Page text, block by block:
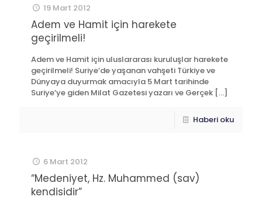
19 Mart 2012
Adem ve Hamit için harekete
geçirilmeli!
Adem ve Hamit için uluslararası kuruluşlar harekete
geçirilmeli! Suriye’de yaşanan vahşeti Türkiye ve
Dünyaya duyurmak amacıyla 5 Mart tarihinde
Suriye’ye giden Milat Gazetesi yazarı ve Gerçek […]
Haberi oku
6 Mart 2012
“Medeniyet, Hz. Muhammed (sav)
kendisidir”